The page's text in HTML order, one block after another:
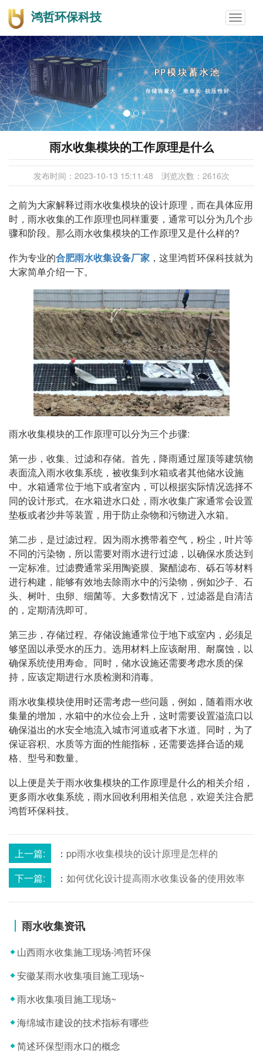
鸿哲环保科技
Toggle
雨水收集模块的工作原理是什么
发布时间： 2023-10-13 15:11:48 浏览次数： 2616次
之前为大家解释过雨水收集模块的设计原理，而在具体应用
时，雨水收集的工作原理也同样重要，通常可以分为几个步
骤和阶段。那么雨水收集模块的工作原理又是什么样的?
作为专业的合肥雨水收集设备厂家 ，这里鸿哲环保科技就为
大家简单介绍一下。
雨水收集模块的工作原理可以分为三个步骤:
第一步，收集、过滤和存储。首先，降雨通过屋顶等建筑物
表面流入雨水收集系统，被收集到水箱或者其他储水设施
中。水箱通常位于地下或者室内，可以根据实际情况选择不
同的设计形式。在水箱进水口处，雨水收集广家通常会设置
垫板或者沙井等装置，用于防止杂物和污物进入水箱。
第二步，是过滤过程。因为雨水携带着空气，粉尘，叶片等
不同的污染物，所以需要对雨水进行过滤，以确保水质达到
一定标准。过滤费通常采用陶瓷膜、聚醋滤布、砾石等材料
进行构建，能够有效地去除雨水中的污染物，例如沙子、石
头、树叶、虫卵、细菌等。大多数情况下，过滤器是自清洁
的，定期清洗即可。
第三步，存储过程。存储设施通常位于地下或室内，必须足
够坚固以承受水的压力。选用材料上应该耐用、耐腐蚀，以
确保系统使用寿命。同时，储水设施还需要考虑水质的保
持，应该定期进行水质检测和消毒。
雨水收集模块使用时还需考虑一些问题，例如，随着雨水收
集量的增加，水箱中的水位会上升，这时需要设置溢流口以
确保溢出的水安全地流入城市河道或者下水道。同时，为了
保证容积、水质等方面的性能指标，还需要选择合适的规
格、型号和数量。
以上便是关于雨水收集模块的工作原理是什么的相关介绍，
更多雨水收集系统，雨水回收利用相关信息，欢迎关注合肥
鸿哲环保科技。
上一篇: ： pp雨水收集模块的设计原理是怎样的
下一篇:
： 如何优化设计提高雨水收集设备的使用效率
雨水收集资讯
山西雨水收集施工现场-鸿哲环保
安徽某雨水收集项目施工现场~
雨水收集项目施工现场~
海绵城市建设的技术指标有哪些
简述环保型雨水口的概念